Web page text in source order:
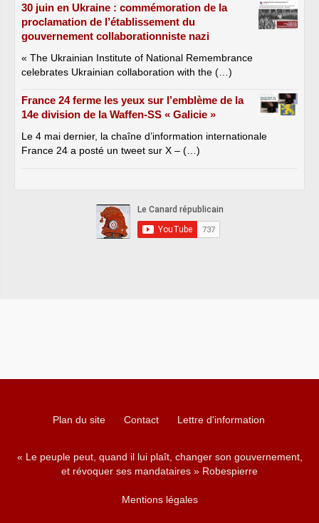
30 juin en Ukraine : commémoration de la
proclamation de l’établissement du
gouvernement collaborationniste nazi
« The Ukrainian Institute of National Remembrance
celebrates Ukrainian collaboration with the (…)
France 24 ferme les yeux sur l’emblème de la
14e division de la Waffen-SS « Galicie »
Le 4 mai dernier, la chaîne d’information internationale
France 24 a posté un tweet sur X – (…)
Plan du site Contact Lettre d'information
« Le peuple peut, quand il lui plaît, changer son gouvernement,
et révoquer ses mandataires » Robespierre
Mentions légales